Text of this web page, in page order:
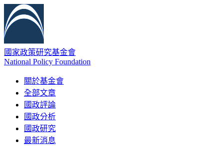
國家政策研究基金會
National Policy Foundation
關於基金會
全部文章
國政評論
國政分析
國政研究
最新消息